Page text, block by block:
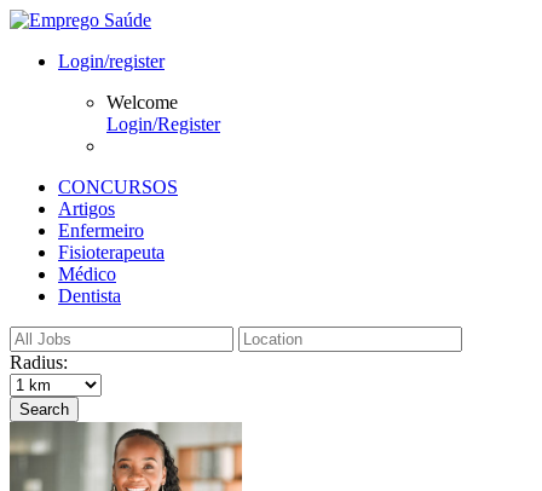
Login/register
Welcome
Login/Register
CONCURSOS
Artigos
Enfermeiro
Fisioterapeuta
Médico
Dentista
Radius:
Search